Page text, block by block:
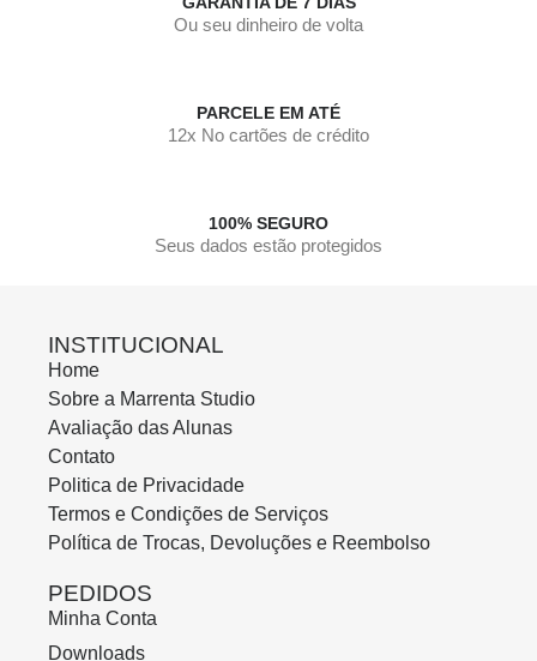
Ou seu dinheiro de volta
PARCELE EM ATÉ
12x No cartões de crédito
100% SEGURO
Seus dados estão protegidos
INSTITUCIONAL
Home
Sobre a Marrenta Studio
Avaliação das Alunas
Contato
Politica de Privacidade
Termos e Condições de Serviços
Política de Trocas, Devoluções e Reembolso
PEDIDOS
Minha Conta
Downloads